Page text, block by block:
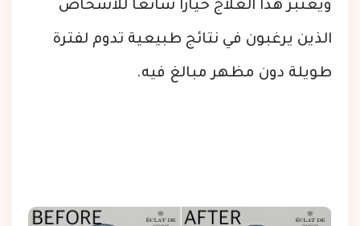
ويُعتبر هذا العلاج خيارًا شائعًا للأشخاص
الذين يرغبون في نتائج طبيعية تدوم لفترة
طويلة دون مظهر مبالغ فيه.